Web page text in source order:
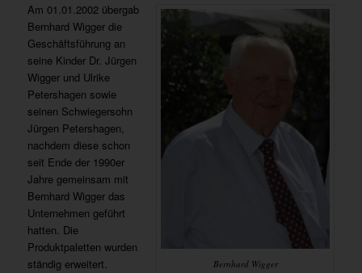
Bernhard Wigger
Am 01.01.2002 übergab
Bernhard Wigger die
Geschäftsführung an
seine Kinder Dr. Jürgen
Wigger und Ulrike
Petershagen sowie
seinen Schwiegersohn
Jürgen Petershagen,
nachdem diese schon
seit Ende der 1990er
Jahre gemeinsam mit
Bernhard Wigger das
Unternehmen geführt
hatten. Die
Produktpaletten wurden
ständig erweitert.